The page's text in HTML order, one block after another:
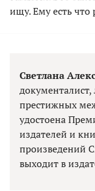
ищу. Ему есть что
Светлана
документалист,
престижных
удостоена
издателей и
произведений
выходит в